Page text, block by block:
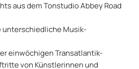
aus dem Tonstudio Abbey Road
unterschiedliche Musik-
einwöchigen Transatlantik-
von Künstlerinnen und